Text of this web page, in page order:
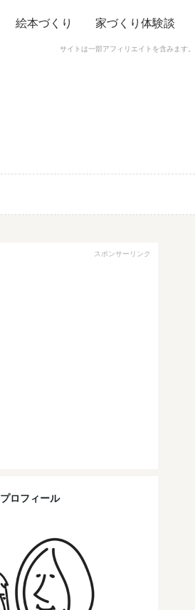
サイトは一部アフィリエイトを含みます。
絵本づくり 家づくり体験談
スポンサーリンク
プロフィール